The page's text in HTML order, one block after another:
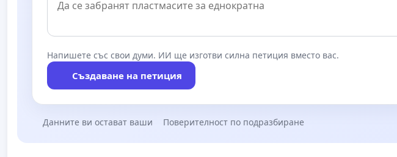
Напишете със свои думи. ИИ ще изготви силна петиция вместо вас.
Създаване на петиция
Данните ви остават ваши Поверителност по подразбиране